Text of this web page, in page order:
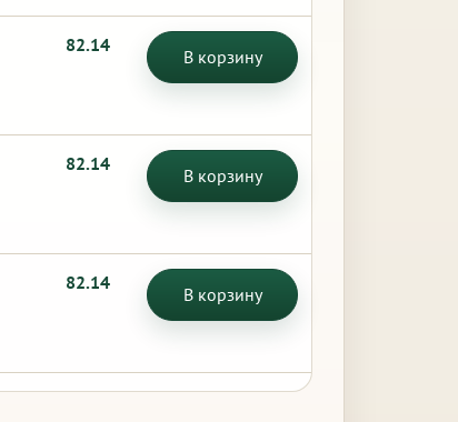
82.14
В корзину
82.14
В корзину
82.14
В корзину